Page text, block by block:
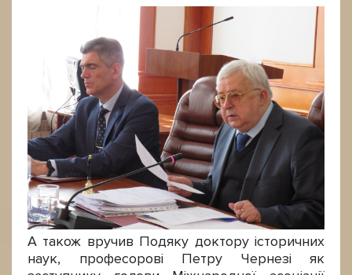
А також вручив Подяку доктору історичних
наук, професорові Петру Чернезі як